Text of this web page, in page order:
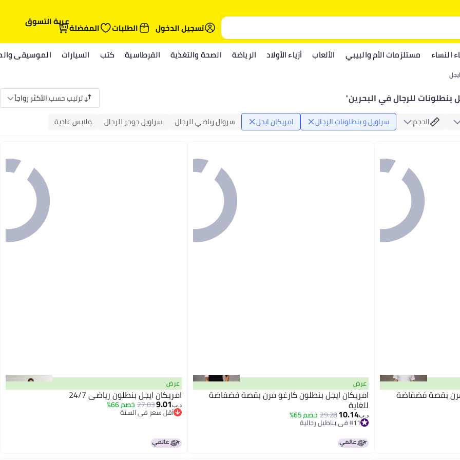
تسجيل الدخول
الطلبات المفضلةعربة التسوق
النساء مستلزمات الأم والبيبي الألعاب أزياء الأولاد الرياضة الصحة والتغذية القرطاسية كتب السيارات الموسيقى
بنطلونات للرجال في البحرين" ترتيب حسب:الأكثر رواجاً
الحجم سراويل و بنطلونات الرجال امريكان ايجل سروال رياضي للرجال سراويل جوجر للرجال ملابس عادية
مرن بقصة فضفاضة
عرض
امريكان ايجل بنطلون كارغو مرن بقصة فضفاضة
للغاية
د.ب‏10.14
29.28خصم 65%
#11 في بناطيل رجالية
بتخلّص بسرعة
#11 في بناطيل رجالية
عرض
امريكان ايجل بنطلون رياضي 24/7
د.ب‏9.01
27.03 خصم 66%
أقل سعر في السنة
أقل سعر في السنة